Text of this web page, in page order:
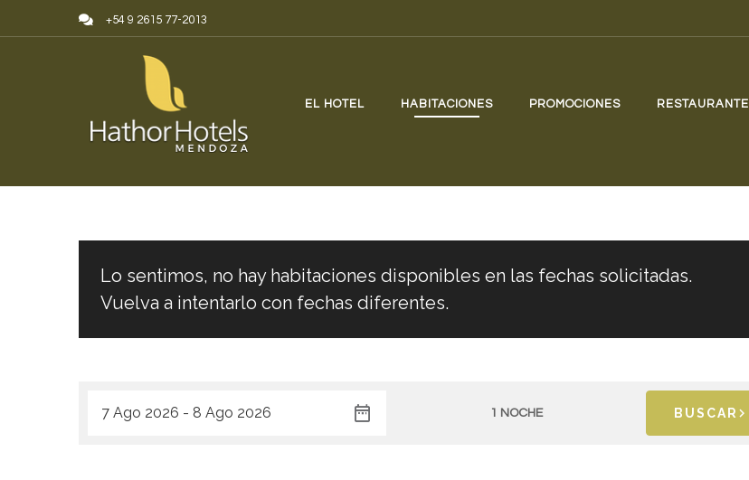
Skip to content+54 9 2615 77-2013
EL HOTEL HABITACIONES PROMOCIONES RESTAURANTE
Lo sentimos, no hay habitaciones disponibles en las fechas solicitadas.
Vuelva a intentarlo con fechas diferentes.
1 NOCHE BUSCAR